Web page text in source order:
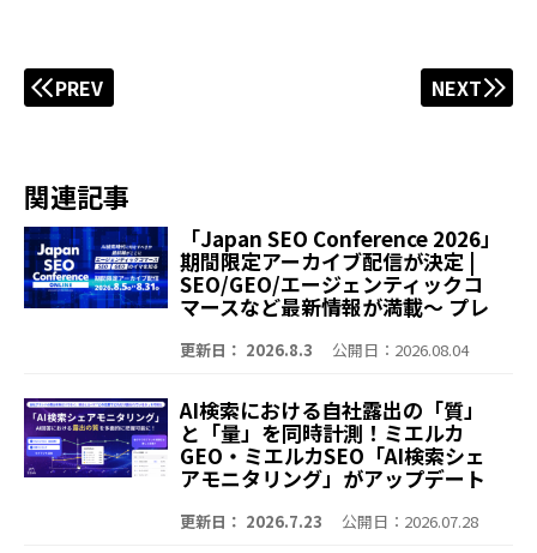
PREV NEXT
関連記事
「Japan SEO Conference 2026」
期間限定アーカイブ配信が決定 |
SEO/GEO/エージェンティックコ
マースなど最新情報が満載～ プレ
公開 エージェンティックコマー
る、会場の熱量を再びオンライン
でお届け～
更新日： 2026.8.3 公開日：2026.08.04
AI検索における自社露出の「質」
と「量」を同時計測！ミエルカ
GEO・ミエルカSEO「AI検索シェ
アモニタリング」がアップデート
数）」や「言及ランキング」を可
更新日： 2026.7.23 公開日：2026.07.28